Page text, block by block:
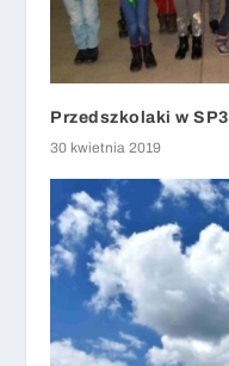
Przedszkolaki w SP3
30 kwietnia 2019